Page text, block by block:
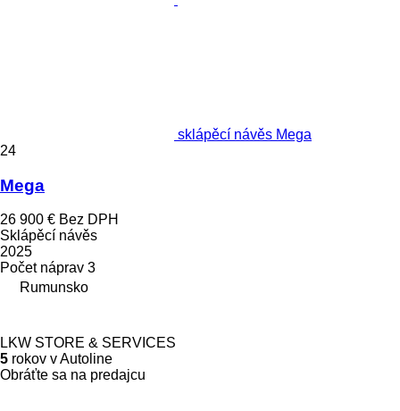
sklápěcí návěs Mega
24
Mega
26 900 € Bez DPH
Sklápěcí návěs
2025
Počet náprav 3
Rumunsko
LKW STORE & SERVICES
5 rokov v Autoline
Obráťte sa na predajcu